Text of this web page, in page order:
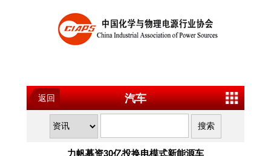
返回 汽车
力帆募资30亿投换电模式新能源车